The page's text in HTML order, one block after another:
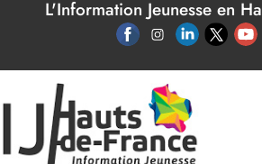
Panneau de gestion des cookies
L'Information Jeunesse en